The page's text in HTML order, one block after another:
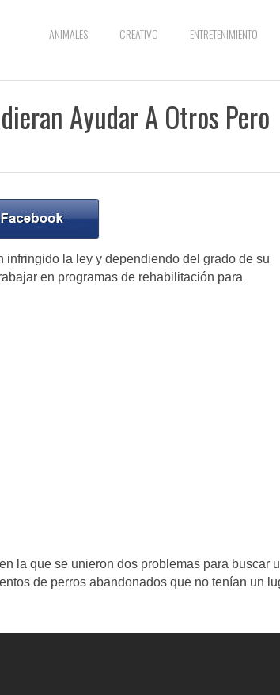
ANIMALES CREATIVO ENTRETENIMIENTO
Ayudar A Otros Pero
infringido la ley y dependiendo del grado de su
en programas de rehabilitación para
la que se unieron dos problemas para buscar
de perros abandonados que no tenían un